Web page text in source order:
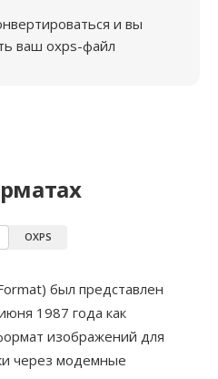
и вы
ваш oxps-файл
OXPS
был представлен
1987 года как
изображений для
через модемные